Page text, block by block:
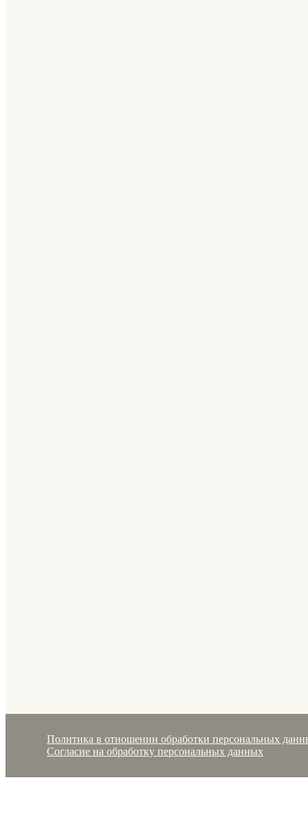
Политика в отношении обработки персональных
Согласие на обработку персональных данных